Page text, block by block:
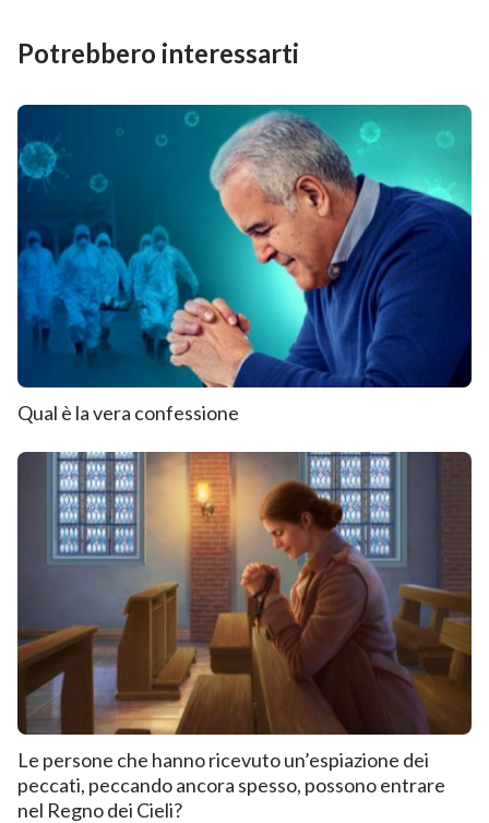
Potrebbero interessarti
Qual è la vera confessione
Le persone che hanno ricevuto un’espiazione dei
peccati, peccando ancora spesso, possono entrare
nel Regno dei Cieli?